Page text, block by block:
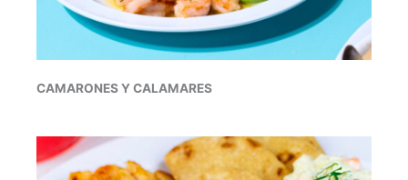
CAMARONES Y CALAMARES